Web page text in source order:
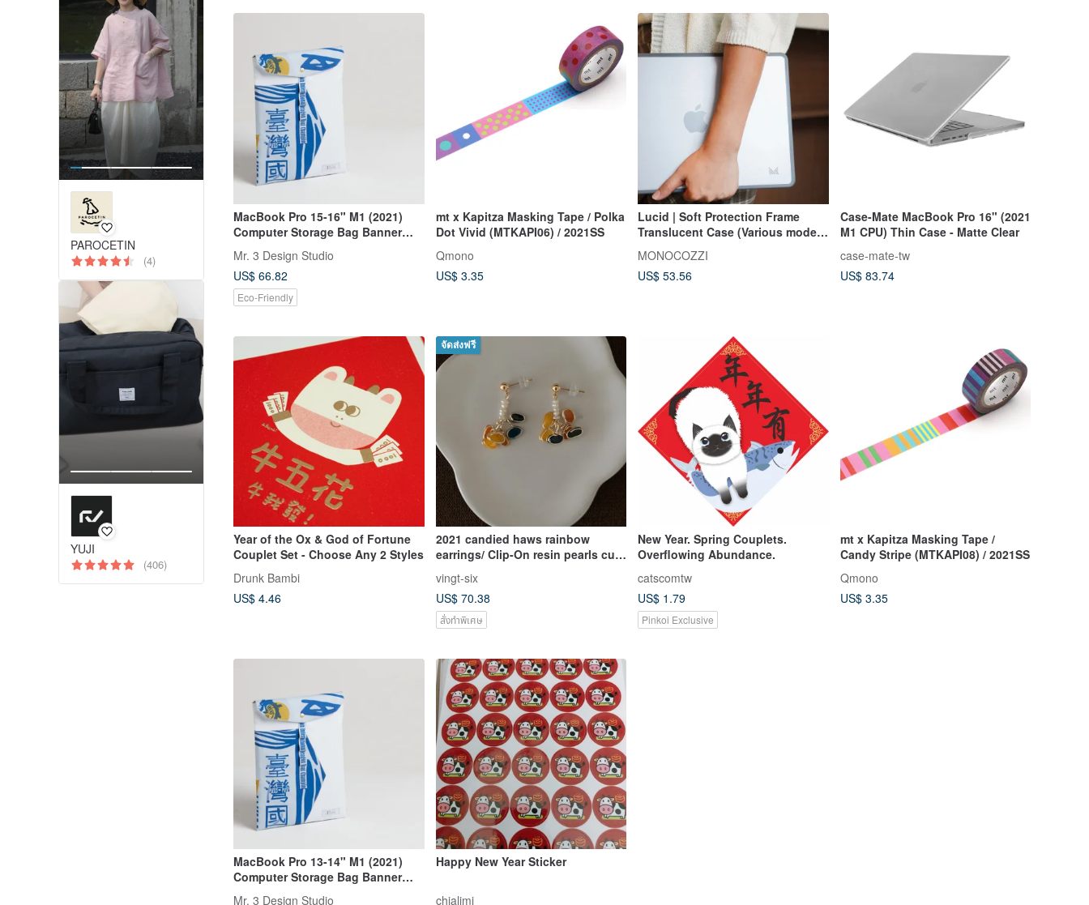
PAROCETIN
(4)
YUJI
(406)
MacBook Pro 15-16" M1 (2021)
Computer Storage Bag Banner
Mr. 3 Design Studio
US$ 66.82
Eco-Friendly
mt x Kapitza Masking Tape / Polka
Dot Vivid (MTKAPI06) / 2021SS
Qmono
US$ 3.35
Lucid | Soft Protection Frame
Translucent Case (Various models
MONOCOZZI
US$ 53.56
Case-Mate MacBook Pro 16" (2021
M1 CPU) Thin Case - Matte Clear
case-mate-tw
US$ 83.74
Year of the Ox & God of Fortune
Couplet Set - Choose Any 2 Styles
Drunk Bambi
US$ 4.46
จัดส่งฟรี
2021 candied haws rainbow
earrings/ Clip-On resin pearls cute
vingt-six
US$ 70.38
สั่งทำพิเศษ
New Year. Spring Couplets.
Overflowing Abundance.
catscomtw
US$ 1.79
Pinkoi Exclusive
mt x Kapitza Masking Tape /
Candy Stripe (MTKAPI08) / 2021SS
Qmono
US$ 3.35
MacBook Pro 13-14" M1 (2021)
Computer Storage Bag Banner
Recycled Design
Mr. 3 Design Studio
Happy New Year Sticker
chialimi